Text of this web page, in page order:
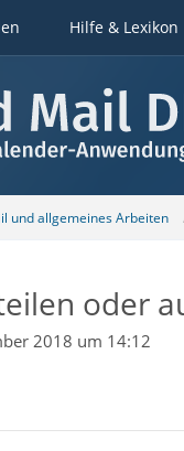
Hilfe & Lexikon
und allgemeines Arbeiten
oder
2018 um 14:12